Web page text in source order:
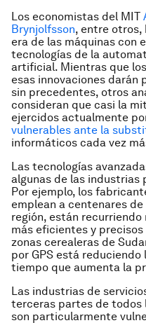
Los economistas del MIT
Brynjolfsson, entre otros,
era de las máquinas con
tecnologías de la
artificial. Mientras que
esas innovaciones darán
sin precedentes, otros
consideran que casi la
ejercidos actualmente
vulnerables ante la
informáticos cada vez
Las tecnologías
algunas de las industrias
Por ejemplo, los
emplean a centenares
región, están
más eficientes y precisos
zonas cerealeras de
por GPS está
tiempo que aumenta la
Las industrias de
terceras partes de todos
son particularmente